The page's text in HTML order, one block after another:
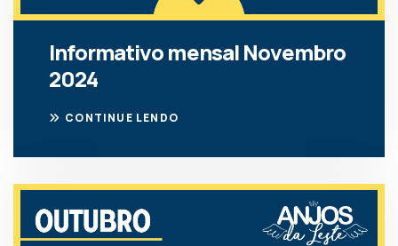
Informativo mensal Novembro
2024
CONTINUE LENDO